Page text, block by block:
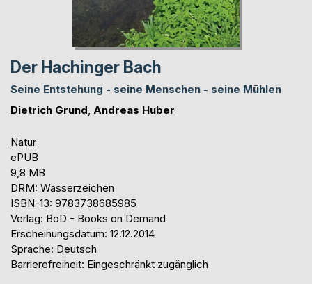
Der Hachinger Bach
Seine Entstehung - seine Menschen - seine Mühlen
Dietrich Grund, Andreas Huber
Natur
ePUB
9,8 MB
DRM: Wasserzeichen
ISBN-13: 9783738685985
Verlag: BoD - Books on Demand
Erscheinungsdatum: 12.12.2014
Sprache: Deutsch
Barrierefreiheit: Eingeschränkt zugänglich